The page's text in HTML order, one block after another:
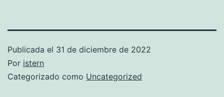
Publicada el 31 de diciembre de 2022
Por istern
Categorizado como Uncategorized